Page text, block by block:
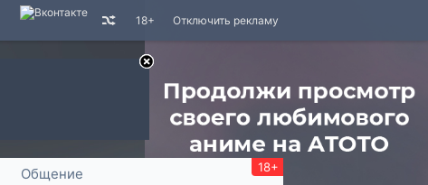
Отключить рекламу
18+
Общение 18+